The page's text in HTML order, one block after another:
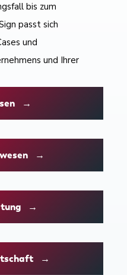
bis zum
passt sich
und
und Ihrer
→
→
→
→